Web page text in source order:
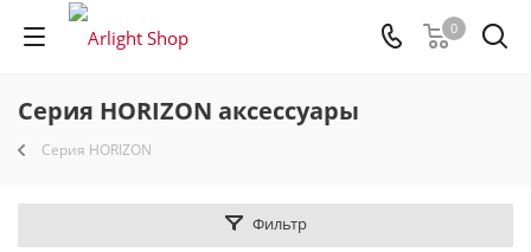
0
Серия HORIZON аксессуары
Серия HORIZON
Фильтр